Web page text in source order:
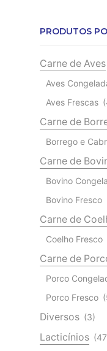
PRODUTOS
Carne de Aves
Aves
Aves Frescas
Carne de
Borrego e
Carne de
Bovino
Bovino Fresco
Carne de
Coelho Fresco
Carne de
Porco
Porco Fresco
Diversos (3)
Lacticínios